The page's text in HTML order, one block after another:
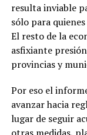
resulta inviable
sólo para
El resto de la
asfixiante
provincias y
Por eso el
avanzar hacia
lugar de seguir